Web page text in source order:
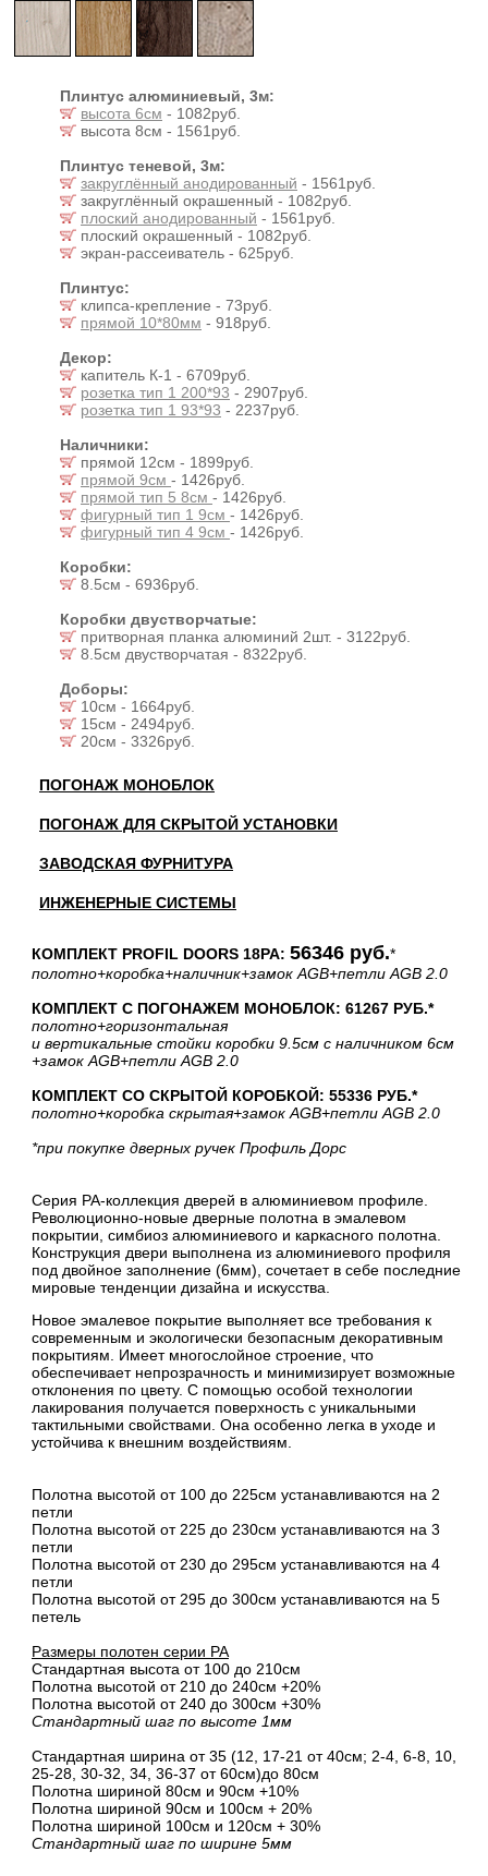
Плинтус алюминиевый, 3м:
высота 6см - 1082руб.
высота 8см - 1561руб.
Плинтус теневой, 3м:
закруглённый анодированный - 1561руб.
закруглённый окрашенный - 1082руб.
плоский анодированный - 1561руб.
плоский окрашенный - 1082руб.
экран-рассеиватель - 625руб.
Плинтус:
клипса-крепление - 73руб.
прямой 10*80мм - 918руб.
Декор:
капитель К-1 - 6709руб.
розетка тип 1 200*93 - 2907руб.
розетка тип 1 93*93 - 2237руб.
Наличники:
прямой 12см - 1899руб.
прямой 9см - 1426руб.
прямой тип 5 8см - 1426руб.
фигурный тип 1 9см - 1426руб.
фигурный тип 4 9см - 1426руб.
Коробки:
8.5см - 6936руб.
Коробки двустворчатые:
притворная планка алюминий 2шт. - 3122руб.
8.5см двустворчатая - 8322руб.
Доборы:
10см - 1664руб.
15см - 2494руб.
20см - 3326руб.
ПОГОНАЖ МОНОБЛОК
ПОГОНАЖ ДЛЯ СКРЫТОЙ УСТАНОВКИ
ЗАВОДСКАЯ ФУРНИТУРА
ИНЖЕНЕРНЫЕ СИСТЕМЫ
КОМПЛЕКТ PROFIL DOORS 18PA: 56346 руб.*
полотно+коробка+наличник+замок AGB+петли AGB 2.0
КОМПЛЕКТ С ПОГОНАЖЕМ МОНОБЛОК: 61267 РУБ.*
полотно+горизонтальная
и вертикальные стойки коробки 9.5см с наличником 6см
+замок AGB+петли AGB 2.0
КОМПЛЕКТ СО СКРЫТОЙ КОРОБКОЙ: 55336 РУБ.*
полотно+коробка скрытая+замок AGB+петли AGB 2.0
*при покупке дверных ручек Профиль Дорс
Серия PA-коллекция дверей в алюминиевом профиле.
Революционно-новые дверные полотна в эмалевом
покрытии, симбиоз алюминиевого и каркасного полотна.
Конструкция двери выполнена из алюминиевого профиля
под двойное заполнение (6мм), сочетает в себе последние
мировые тенденции дизайна и искусства.
Новое эмалевое покрытие выполняет все требования к
современным и экологически безопасным декоративным
покрытиям. Имеет многослойное строение, что
обеспечивает непрозрачность и минимизирует возможные
отклонения по цвету. С помощью особой технологии
лакирования получается поверхность с уникальными
тактильными свойствами. Она особенно легка в уходе и
устойчива к внешним воздействиям.
Полотна высотой от 100 до 225см устанавливаются на 2
петли
Полотна высотой от 225 до 230см устанавливаются на 3
петли
Полотна высотой от 230 до 295см устанавливаются на 4
петли
Полотна высотой от 295 до 300см устанавливаются на 5
петель
Размеры полотен серии PA
Стандартная высота от 100 до 210см
Полотна высотой от 210 до 240см +20%
Полотна высотой от 240 до 300см +30%
Стандартный шаг по высоте 1мм
Стандартная ширина от 35 (12, 17-21 от 40см; 2-4, 6-8, 10,
25-28, 30-32, 34, 36-37 от 60см)до 80см
Полотна шириной 80cм и 90cм +10%
Полотна шириной 90см и 100см + 20%
Полотна шириной 100см и 120см + 30%
Стандартный шаг по ширине 5мм